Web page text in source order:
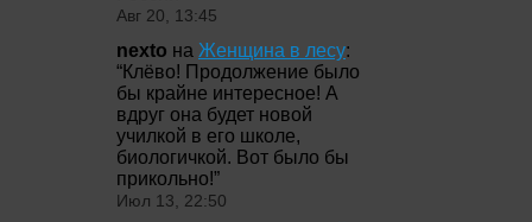
Авг 20, 13:45
nexto на Женщина в лесу:
“Клёво! Продолжение было
бы крайне интересное! А
вдруг она будет новой
училкой в его школе,
биологичкой. Вот было бы
прикольно!”
Июл 13, 22:50